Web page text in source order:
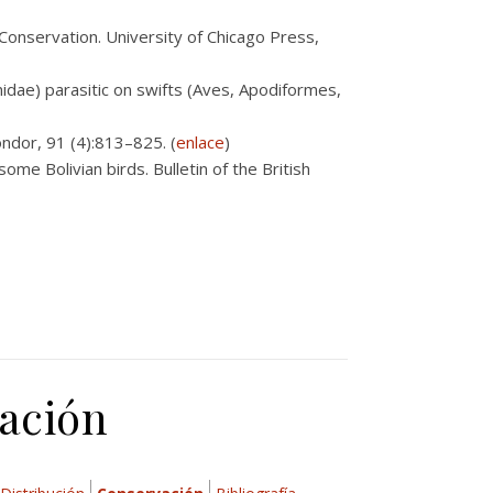
University of Chicago Press,
parasitic on swifts (Aves, Apodiformes,
91 (4):813–825. (enlace)
Bolivian birds. Bulletin of the British